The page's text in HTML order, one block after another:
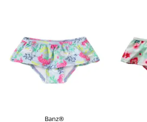
Banz®